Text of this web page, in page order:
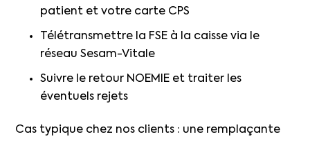
patient et votre carte CPS
Télétransmettre la FSE à la caisse via le
réseau Sesam-Vitale
Suivre le retour NOEMIE et traiter les
éventuels rejets
Cas typique chez nos clients : une remplaçante